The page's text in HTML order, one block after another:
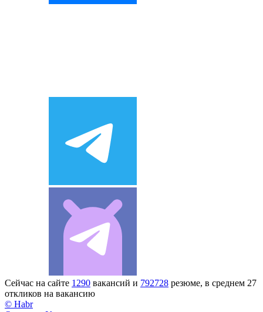
Сейчас на сайте 1290 вакансий и 792728 резюме, в среднем 27
откликов на вакансию
© Habr